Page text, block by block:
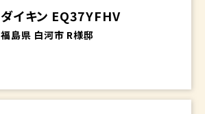
ダイキン EQ37YFHV
福島県 白河市 R様邸